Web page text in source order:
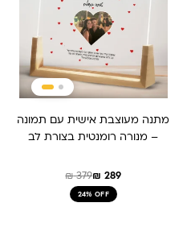
מתנה מעוצבת אישית עם תמונה
– מנורה רומנטית בצורת לב
₪379₪ 289
24% OFF